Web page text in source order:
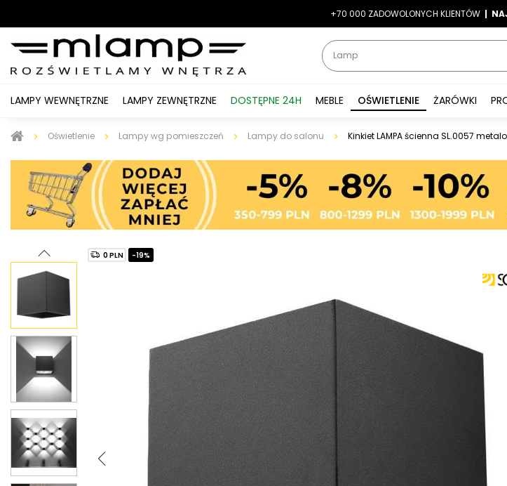
-7% LATO7
+70 000 ZADOWOLONYCH KLIENTÓW |
|
LAMPY WEWNĘTRZNE LAMPY ZEWNĘTRZNE DOSTĘPNE 24H MEBLE OŚWIETLENIE ŻARÓWKI
Oświetlenie Lampy wg pomieszczeń Lampy do salonu Kinkiet LAMPA ścienna SL.0057
0 PLN -19%